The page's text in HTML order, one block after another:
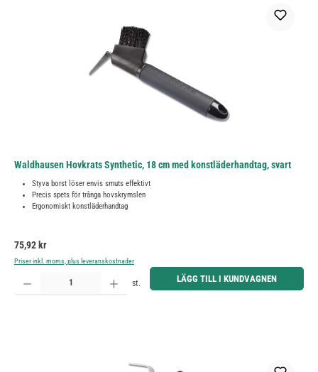
Waldhausen Hovkrats Synthetic, 18 cm med konstläderhandtag, svart
Styva borst löser envis smuts effektivt
Precis spets för trånga hovskrymslen
Ergonomiskt konstläderhandtag
Ordinarie pris:
75,92 kr
Priser inkl. moms, plus leveranskostnader
Produktkvantitet: Ange önskat belopp eller använd knapparna för att öka eller minska kvantiteten.
st. LÄGG TILL I KUNDVAGNEN